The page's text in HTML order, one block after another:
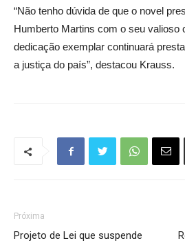
“Não tenho dúvida de que o novel
Humberto Martins com o seu valioso
dedicação exemplar continuará
a justiça do país”, destacou Krauss.
Próxima
Projeto de Lei que suspende